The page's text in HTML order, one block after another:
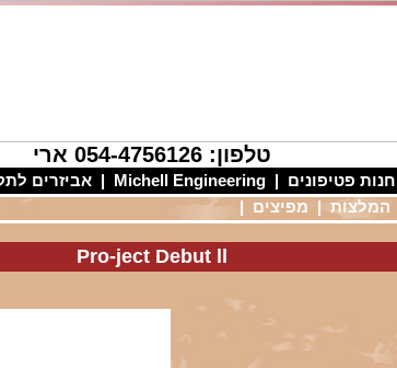
טלפון: 054-4756126 ארי
חנות פטיפונים |
Michell Engineering
| אביזרים
המלצות | מפיצים |
Pro-ject Debut ll